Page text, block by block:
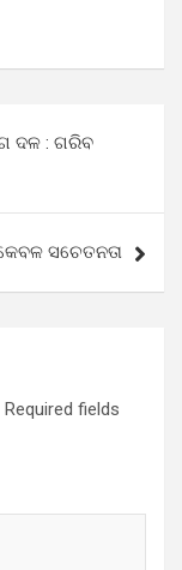
ଦଳ : ଗରିବ
ସଚେତନତା
Required fields